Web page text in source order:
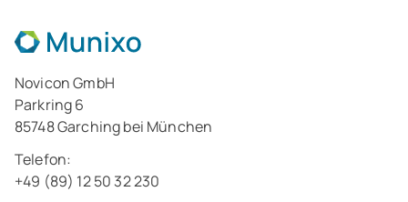
Novicon GmbH
Parkring 6
85748 Garching bei München
Telefon:
+49 (89) 12 50 32 230